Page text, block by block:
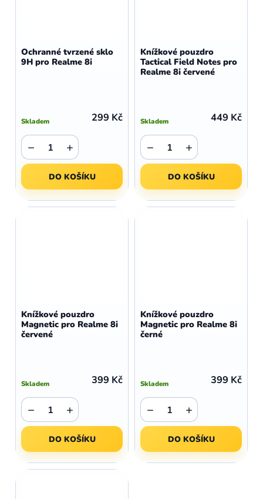
Ochranné tvrzené sklo
9H pro Realme 8i
Skladem 299 Kč
+
−
DO KOŠÍKU
Knížkové pouzdro
Tactical Field Notes pro
Realme 8i červené
Skladem 449 Kč
+
−
DO KOŠÍKU
Knížkové pouzdro
Magnetic pro Realme 8i
červené
Skladem 399 Kč
+
−
DO KOŠÍKU
Knížkové pouzdro
Magnetic pro Realme 8i
černé
Skladem 399 Kč
+
−
DO KOŠÍKU